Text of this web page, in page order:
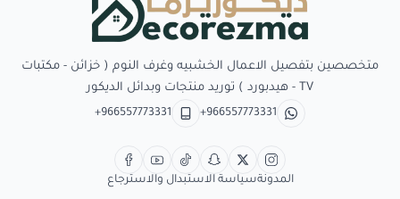
متخصصين بتفصيل الاعمال الخشبيه وغرف النوم ( خزائن - مكتبات
TV - هيدبورد ) توريد منتجات وبدائل الديكور
+966557773331
+966557773331
المدونةسياسة الاستبدال والاسترجاع